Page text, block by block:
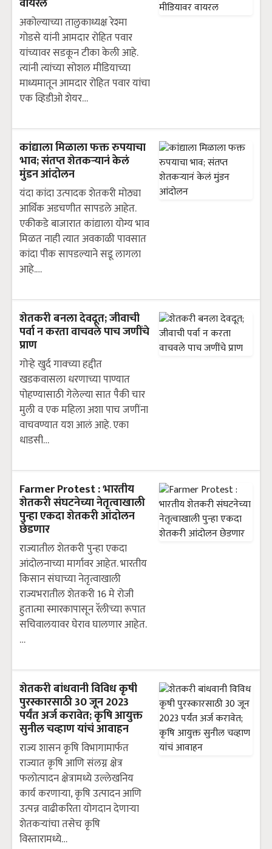
अकोल्याच्या तालुकाध्यक्ष रेश्मा
गोडसे यांनी आमदार रोहित पवार
यांच्यावर सडकून टीका केली आहे.
त्यांनी त्यांच्या सोशल मीडियाच्या
माध्यमातून आमदार रोहित पवार यांचा
एक व्हिडीओ शेयर…
कांद्याला मिळाला फक्त रुपयाचा
भाव; संतप्त शेतकऱ्यानं केलं
मुंडन आंदोलन
यंदा कांदा उत्पादक शेतकरी मोठ्या
आर्थिक अडचणीत सापडले आहेत.
एकीकडे बाजारात कांद्याला योग्य भाव
मिळत नाही त्यात अवकाळी पावसात
कांदा पीक सापडल्याने सडू लागला
आहे.…
शेतकरी बनला देवदूत; जीवाची
पर्वा न करता वाचवले पाच जणींचे
प्राण
गोऱ्हे खुर्द गावच्या हद्दीत
खडकवासला धरणाच्या पाण्यात
पोहण्यासाठी गेलेल्या सात पैकी चार
मुली व एक महिला अशा पाच जणींना
वाचवण्यात यश आलं आहे. एका
धाडसी…
Farmer Protest : भारतीय
शेतकरी संघटनेच्या नेतृत्वाखाली
पुन्हा एकदा शेतकरी आंदोलन
छेडणार
राज्यातील शेतकरी पुन्हा एकदा
आंदोलनाच्या मार्गावर आहेत. भारतीय
किसान संघाच्या नेतृत्वाखाली
राज्यभरातील शेतकरी 16 मे रोजी
हुतात्मा स्मारकापासून रॅलीच्या रूपात
सचिवालयावर घेराव घालणार आहेत.
…
शेतकरी बांधवानी विविध कृषी
पुरस्कारसाठी 30 जून 2023
पर्यंत अर्ज करावेत; कृषि आयुक्त
सुनील चव्हाण यांचं आवाहन
राज्य शासन कृषि विभागामार्फत
राज्यात कृषि आणि संलग्न क्षेत्र
फलोत्पादन क्षेत्रामध्ये उल्लेखनिय
कार्य करणाऱ्या, कृषि उत्पादन आणि
उत्पन्न वाढीकरिता योगदान देणाऱ्या
शेतकऱ्यांचा तसेच कृषि
विस्तारामध्ये…